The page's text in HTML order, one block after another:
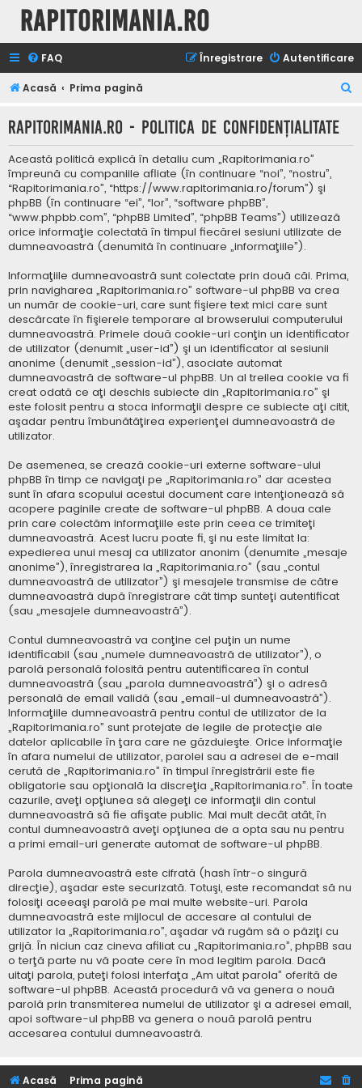
Rapitorimania.ro
FAQ Autentificare
Înregistrare
Acasă Prima pagină
t
Rapitorimania.ro - Politica de confidenţialitate
Această politică explică în detaliu cum „Rapitorimania.ro”
împreună cu companiile afliate (în continuare “noi”, “nostru”,
“Rapitorimania.ro”, “https://www.rapitorimania.ro/forum”) şi
phpBB (în continuare “ei”, “lor”, “software phpBB”,
“www.phpbb.com”, “phpBB Limited”, “phpBB Teams”) utilizează
orice informaţie colectată în timpul fiecărei sesiuni utilizate de
dumneavoastră (denumită în continuare „informaţiile”).
Informaţiile dumneavoastră sunt colectate prin două căi. Prima,
prin navigharea „Rapitorimania.ro” software-ul phpBB va crea
un număr de cookie-uri, care sunt fişiere text mici care sunt
descărcate în fişierele temporare al browserului computerului
dumneavoastră. Primele două cookie-uri conţin un identificator
de utilizator (denumit „user-id”) şi un identificator al sesiunii
anonime (denumit „session-id”), asociate automat
dumneavoastră de software-ul phpBB. Un al treilea cookie va fi
creat odată ce aţi deschis subiecte din „Rapitorimania.ro” şi
este folosit pentru a stoca informaţii despre ce subiecte aţi citit,
aşadar pentru îmbunătăţirea experienţei dumneavoastră de
utilizator.
De asemenea, se crează cookie-uri externe software-ului
phpBB în timp ce navigaţi pe „Rapitorimania.ro” dar acestea
sunt în afara scopului acestui document care intenţionează să
acopere paginile create de software-ul phpBB. A doua cale
prin care colectăm informaţiile este prin ceea ce trimiteţi
dumneavoastră. Acest lucru poate fi, şi nu este limitat la:
expedierea unui mesaj ca utilizator anonim (denumite „mesaje
anonime”), înregistrarea la „Rapitorimania.ro” (sau „contul
dumneavoastră de utilizator”) şi mesajele transmise de către
dumneavoastră după înregistrare cât timp sunteţi autentificat
(sau „mesajele dumneavoastră”).
Contul dumneavoastră va conţine cel puţin un nume
identificabil (sau „numele dumneavoastră de utilizator”), o
parolă personală folosită pentru autentificarea în contul
dumneavoastră (sau „parola dumneavoastră”) şi o adresă
personală de email validă (sau „email-ul dumneavoastră”).
Informaţiile dumneavoastră pentru contul de utilizator de la
„Rapitorimania.ro” sunt protejate de legile de protecţie ale
datelor aplicabile în ţara care ne găzduieşte. Orice informaţie
în afara numelui de utilizator, parolei sau a adresei de e-mail
cerută de „Rapitorimania.ro” în timpul înregistrării este fie
obligatorie sau opţională la discreţia „Rapitorimania.ro”. În toate
cazurile, aveţi opţiunea să alegeţi ce informaţii din contul
dumneavoastră să fie afişate public. Mai mult decât atât, în
contul dumneavoastră aveţi opţiunea de a opta sau nu pentru
a primi email-uri generate automat de software-ul phpBB.
Parola dumneavoastră este cifrată (hash într-o singură
direcţie), aşadar este securizată. Totuşi, este recomandat să nu
folosiţi aceeaşi parolă pe mai multe website-uri. Parola
dumneavoastră este mijlocul de accesare al contului de
utilizator la „Rapitorimania.ro”, aşadar vă rugăm să o păziţi cu
grijă. În niciun caz cineva afiliat cu „Rapitorimania.ro”, phpBB sau
o terţă parte nu vă poate cere în mod legitim parola. Dacă
uitaţi parola, puteţi folosi interfaţa „Am uitat parola” oferită de
software-ul phpBB. Această procedură vă va genera o nouă
parolă prin transmiterea numelui de utilizator şi a adresei email,
apoi software-ul phpBB va genera o nouă parolă pentru
accesarea contului dumneavoastră.
Acasă Prima pagină